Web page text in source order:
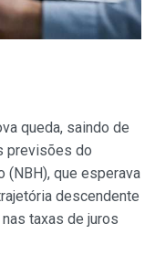
queda, saindo de
previsões do
(NBH), que esperava
descendente
taxas de juros